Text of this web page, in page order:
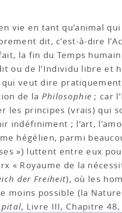
vie en tant qu’animal
dit, c’est-à-dire
la fin du Temps
ou de l’Individu libre et
veut dire
de la Philosophie ; car
les principes (vrais) qui
indéfiniment ; l’art,
hégélien, parmi
») luttent entre eux
« Royaume de la
der Freiheit), où les
moins possible (la
, Livre III, Chapitre